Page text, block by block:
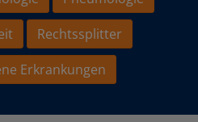
Rechtssplitter
Erkrankungen